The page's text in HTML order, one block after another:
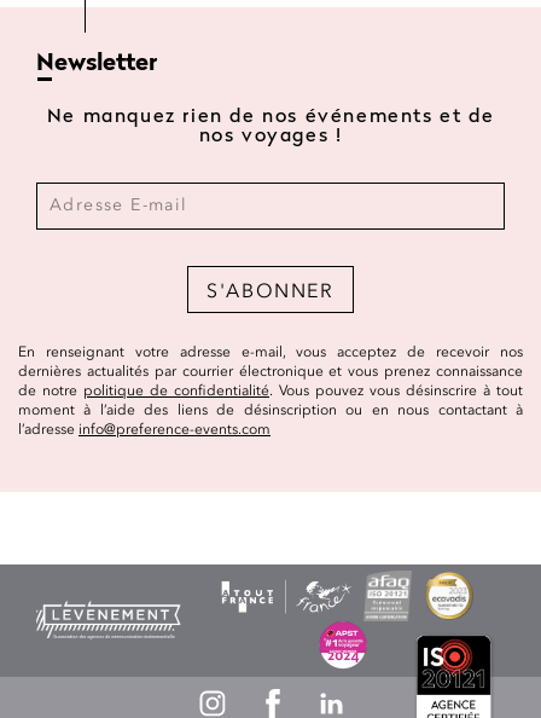
Newsletter
Ne manquez rien de nos événements et de
nos voyages !
S'ABONNER
En renseignant votre adresse e-mail, vous acceptez de recevoir nos
dernières actualités par courrier électronique et vous prenez connaissance
de notre politique de confidentialité. Vous pouvez vous désinscrire à tout
moment à l’aide des liens de désinscription ou en nous contactant à
l’adresse info@preference-events.com